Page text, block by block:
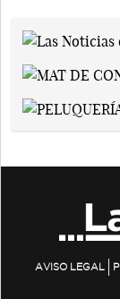
AVISO LEGAL